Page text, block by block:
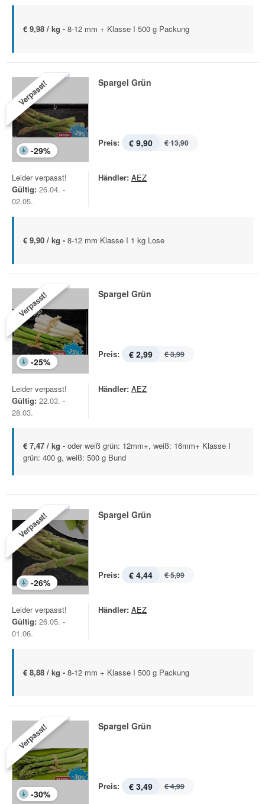
€ 9,98 / kg - 8-12 mm + Klasse I 500 g Packung
Verpasst!
-29%
Spargel Grün
Preis: € 9,90 € 13,90
Leider verpasst!
Gültig: 26.04. -
02.05.
Händler: AEZ
€ 9,90 / kg - 8-12 mm Klasse I 1 kg Lose
Verpasst!
-25%
Spargel Grün
Preis: € 2,99 € 3,99
Leider verpasst!
Gültig: 22.03. -
28.03.
Händler: AEZ
€ 7,47 / kg - oder weiß grün: 12mm+, weiß: 16mm+ Klasse I
grün: 400 g, weiß: 500 g Bund
Verpasst!
-26%
Spargel Grün
Preis: € 4,44 € 5,99
Leider verpasst!
Gültig: 26.05. -
01.06.
Händler: AEZ
€ 8,88 / kg - 8-12 mm + Klasse I 500 g Packung
Verpasst!
-30%
Spargel Grün
Preis: € 3,49 € 4,99